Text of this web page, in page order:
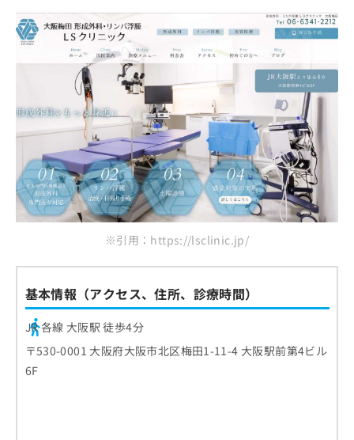
※引用：https://lsclinic.jp/
基本情報（アクセス、住所、診療時間）
JR 各線 大阪駅 徒歩4分
〒530-0001 大阪府大阪市北区梅田1-11-4 大阪駅前第4ビル
6F